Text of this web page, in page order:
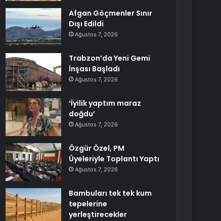
Afgan Göçmenler Sınır
Dışı Edildi
Ağustos 7, 2026
Trabzon’da Yeni Gemi
İnşası Başladı
Ağustos 7, 2026
‘İyilik yaptım maraz
doğdu’
Ağustos 7, 2026
Özgür Özel, PM
Üyeleriyle Toplantı Yaptı
Ağustos 7, 2026
Bambuları tek tek kum
tepelerine
yerleştirecekler